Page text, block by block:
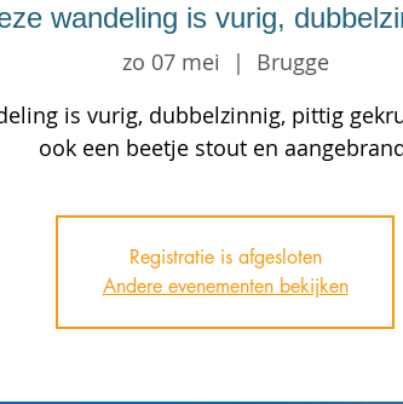
wandeling is vurig,
zo 07 mei
  |
Brugge
is vurig, dubbelzinnig, pittig
ook een beetje stout en
Registratie is afgesloten
Andere evenementen bekijken